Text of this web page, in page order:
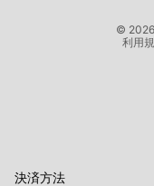
© 2026
利用
特定商取引法に基
決済方法